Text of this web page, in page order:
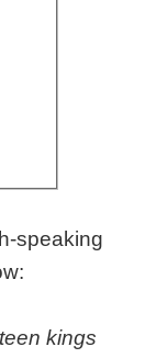
speaking
kings